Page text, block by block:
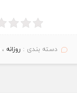
دسته بندی : روزانه ،